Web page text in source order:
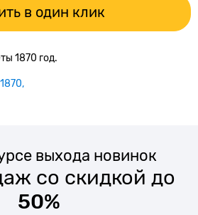
в один клик
1870 год.
1870
выхода новинок
со скидкой до
50%